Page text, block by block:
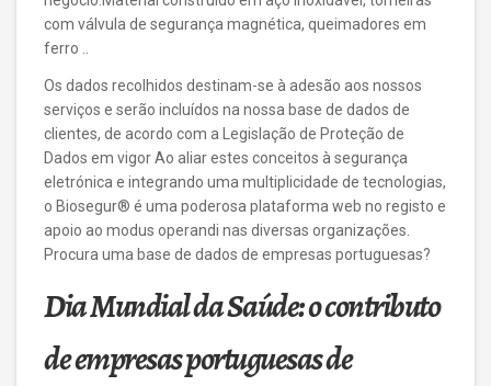
com válvula de segurança magnética, queimadores em
ferro ..
Os dados recolhidos destinam-se à adesão aos nossos
serviços e serão incluídos na nossa base de dados de
clientes, de acordo com a Legislação de Proteção de
Dados em vigor Ao aliar estes conceitos à segurança
eletrónica e integrando uma multiplicidade de tecnologias,
o Biosegur® é uma poderosa plataforma web no registo e
apoio ao modus operandi nas diversas organizações.
Procura uma base de dados de empresas portuguesas?
Dia Mundial da Saúde: o contributo
de empresas portuguesas de